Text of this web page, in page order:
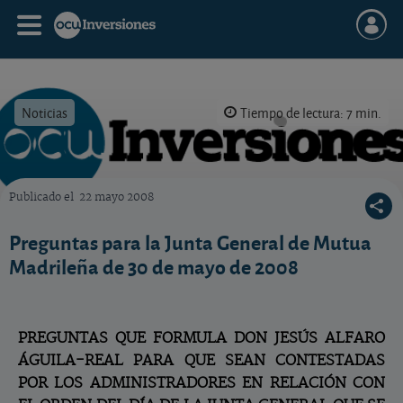
Noticias Tiempo de lectura: 7 min.
Publicado el 22 mayo 2008
Preguntas para la Junta General de Mutua
Madrileña de 30 de mayo de 2008
PREGUNTAS QUE FORMULA DON JESÚS ALFARO
ÁGUILA-REAL PARA QUE SEAN CONTESTADAS
POR LOS ADMINISTRADORES EN RELACIÓN CON